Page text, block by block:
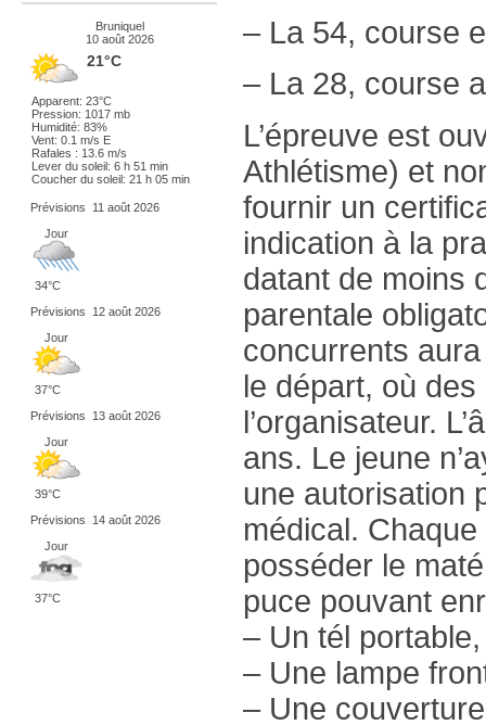
Bruniquel
10 août 2026
21°C
Apparent: 23°C
Pression: 1017 mb
Humidité: 83%
Vent: 0.1 m/s E
Rafales : 13.6 m/s
Lever du soleil: 6 h 51 min
Coucher du soleil: 21 h 05 min
Prévisions
11 août 2026
Jour
34°C
Prévisions
12 août 2026
Jour
37°C
Prévisions
13 août 2026
Jour
39°C
Prévisions
14 août 2026
Jour
37°C
– La 54, course
– La 28, course
L’épreuve est
Athlétisme) et
fournir un
indication à la
datant de moins
parentale
concurrents
le départ, où
l’organisateur.
ans. Le jeune
une autorisation
médical.
posséder le
puce pouvant
– Un tél
– Une lampe
– Une